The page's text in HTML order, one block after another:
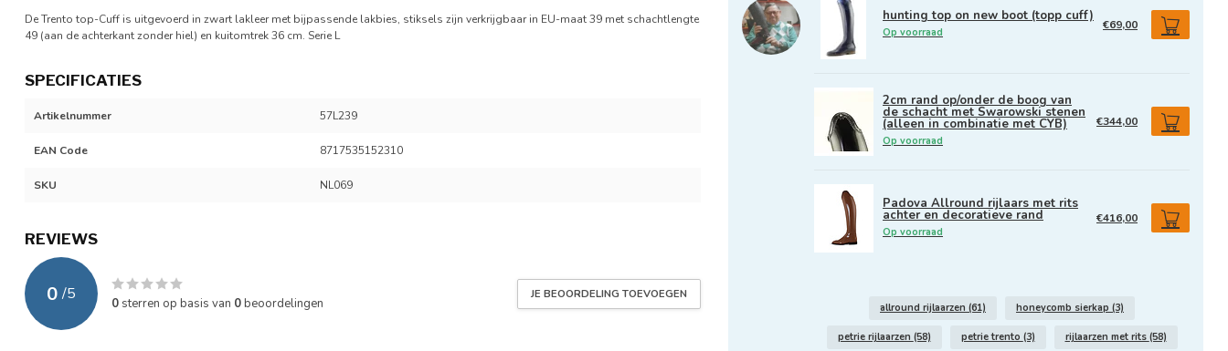
De Trento top-Cuff is uitgevoerd in zwart lakleer met bijpassende lakbies, stiksels zijn verkrijgbaar in EU-maat 39 met schachtlengte
49 (aan de achterkant zonder hiel) en kuitomtrek 36 cm. Serie L
SPECIFICATIES
Artikelnummer 57L239
EAN Code 8717535152310
SKU NL069
REVIEWS
0 /5
0 sterren op basis van 0beoordelingen
JE BEOORDELING TOEVOEGEN
hunting top on new boot (topp cuff)
Op voorraad
€69,00
2cm rand op/onder de boog van
de schacht met Swarowski stenen
(alleen in combinatie met CYB)
Op voorraad
€344,00
Padova Allround rijlaars met rits
achter en decoratieve rand
Op voorraad
€416,00
allround rijlaarzen (61) honeycomb sierkap (3)
petrie rijlaarzen (58) petrie trento (3) rijlaarzen met rits (58)